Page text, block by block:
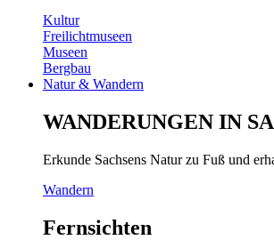
Kultur
Freilichtmuseen
Museen
Bergbau
Natur & Wandern
WANDERUNGEN IN
Erkunde Sachsens Natur zu Fuß und
Wandern
Fernsichten